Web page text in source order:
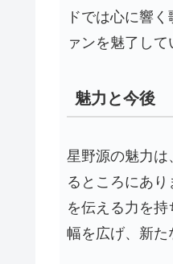
ドでは心に響
ァンを魅了して
魅力と今後
星野源の魅力は
るところにあ
を伝える力を
幅を広げ、新た